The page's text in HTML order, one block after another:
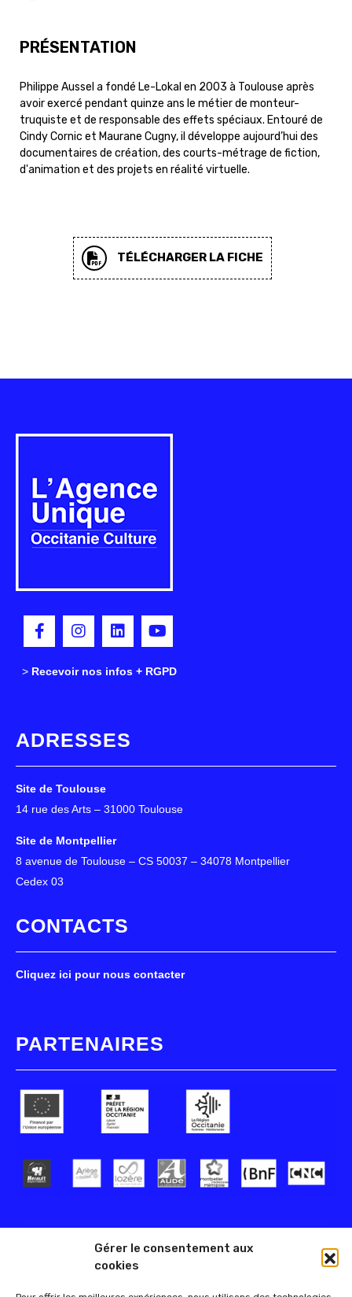
Gérer le consentement aux
cookies
PRÉSENTATION
Philippe Aussel a fondé Le-Lokal en 2003 à Toulouse après
avoir exercé pendant quinze ans le métier de monteur-
truquiste et de responsable des effets spéciaux. Entouré de
Cindy Cornic et Maurane Cugny, il développe aujourd’hui des
documentaires de création, des courts-métrage de fiction,
d'animation et des projets en réalité virtuelle.
TÉLÉCHARGER LA FICHE
> Recevoir nos infos + RGPD
ADRESSES
Site de Toulouse
14 rue des Arts – 31000 Toulouse
Site de Montpellier
8 avenue de Toulouse – CS 50037 – 34078 Montpellier
Cedex 03
CONTACTS
Cliquez ici pour nous contacter
PARTENAIRES